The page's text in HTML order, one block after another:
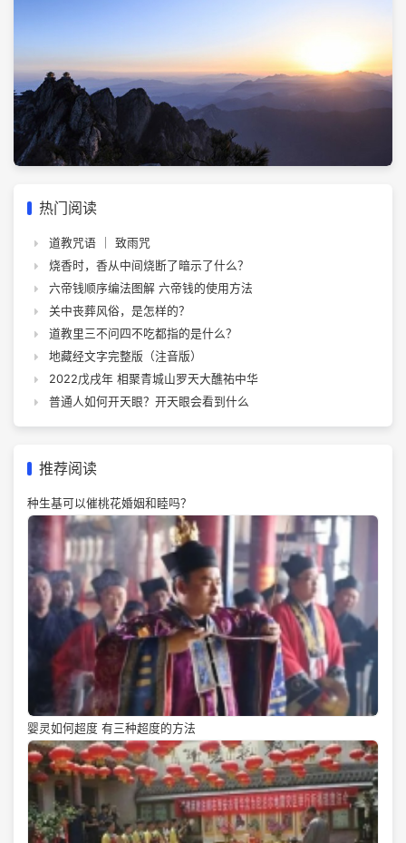
热门阅读
道教咒语 ｜ 致雨咒
烧香时，香从中间烧断了暗示了什么？
六帝钱顺序编法图解 六帝钱的使用方法
关中丧葬风俗，是怎样的？
道教里三不问四不吃都指的是什么？
地藏经文字完整版（注音版）
2022戊戌年 相聚青城山罗天大醮祐中华
普通人如何开天眼？开天眼会看到什么
推荐阅读
种生基可以催桃花婚姻和睦吗？
婴灵如何超度 有三种超度的方法